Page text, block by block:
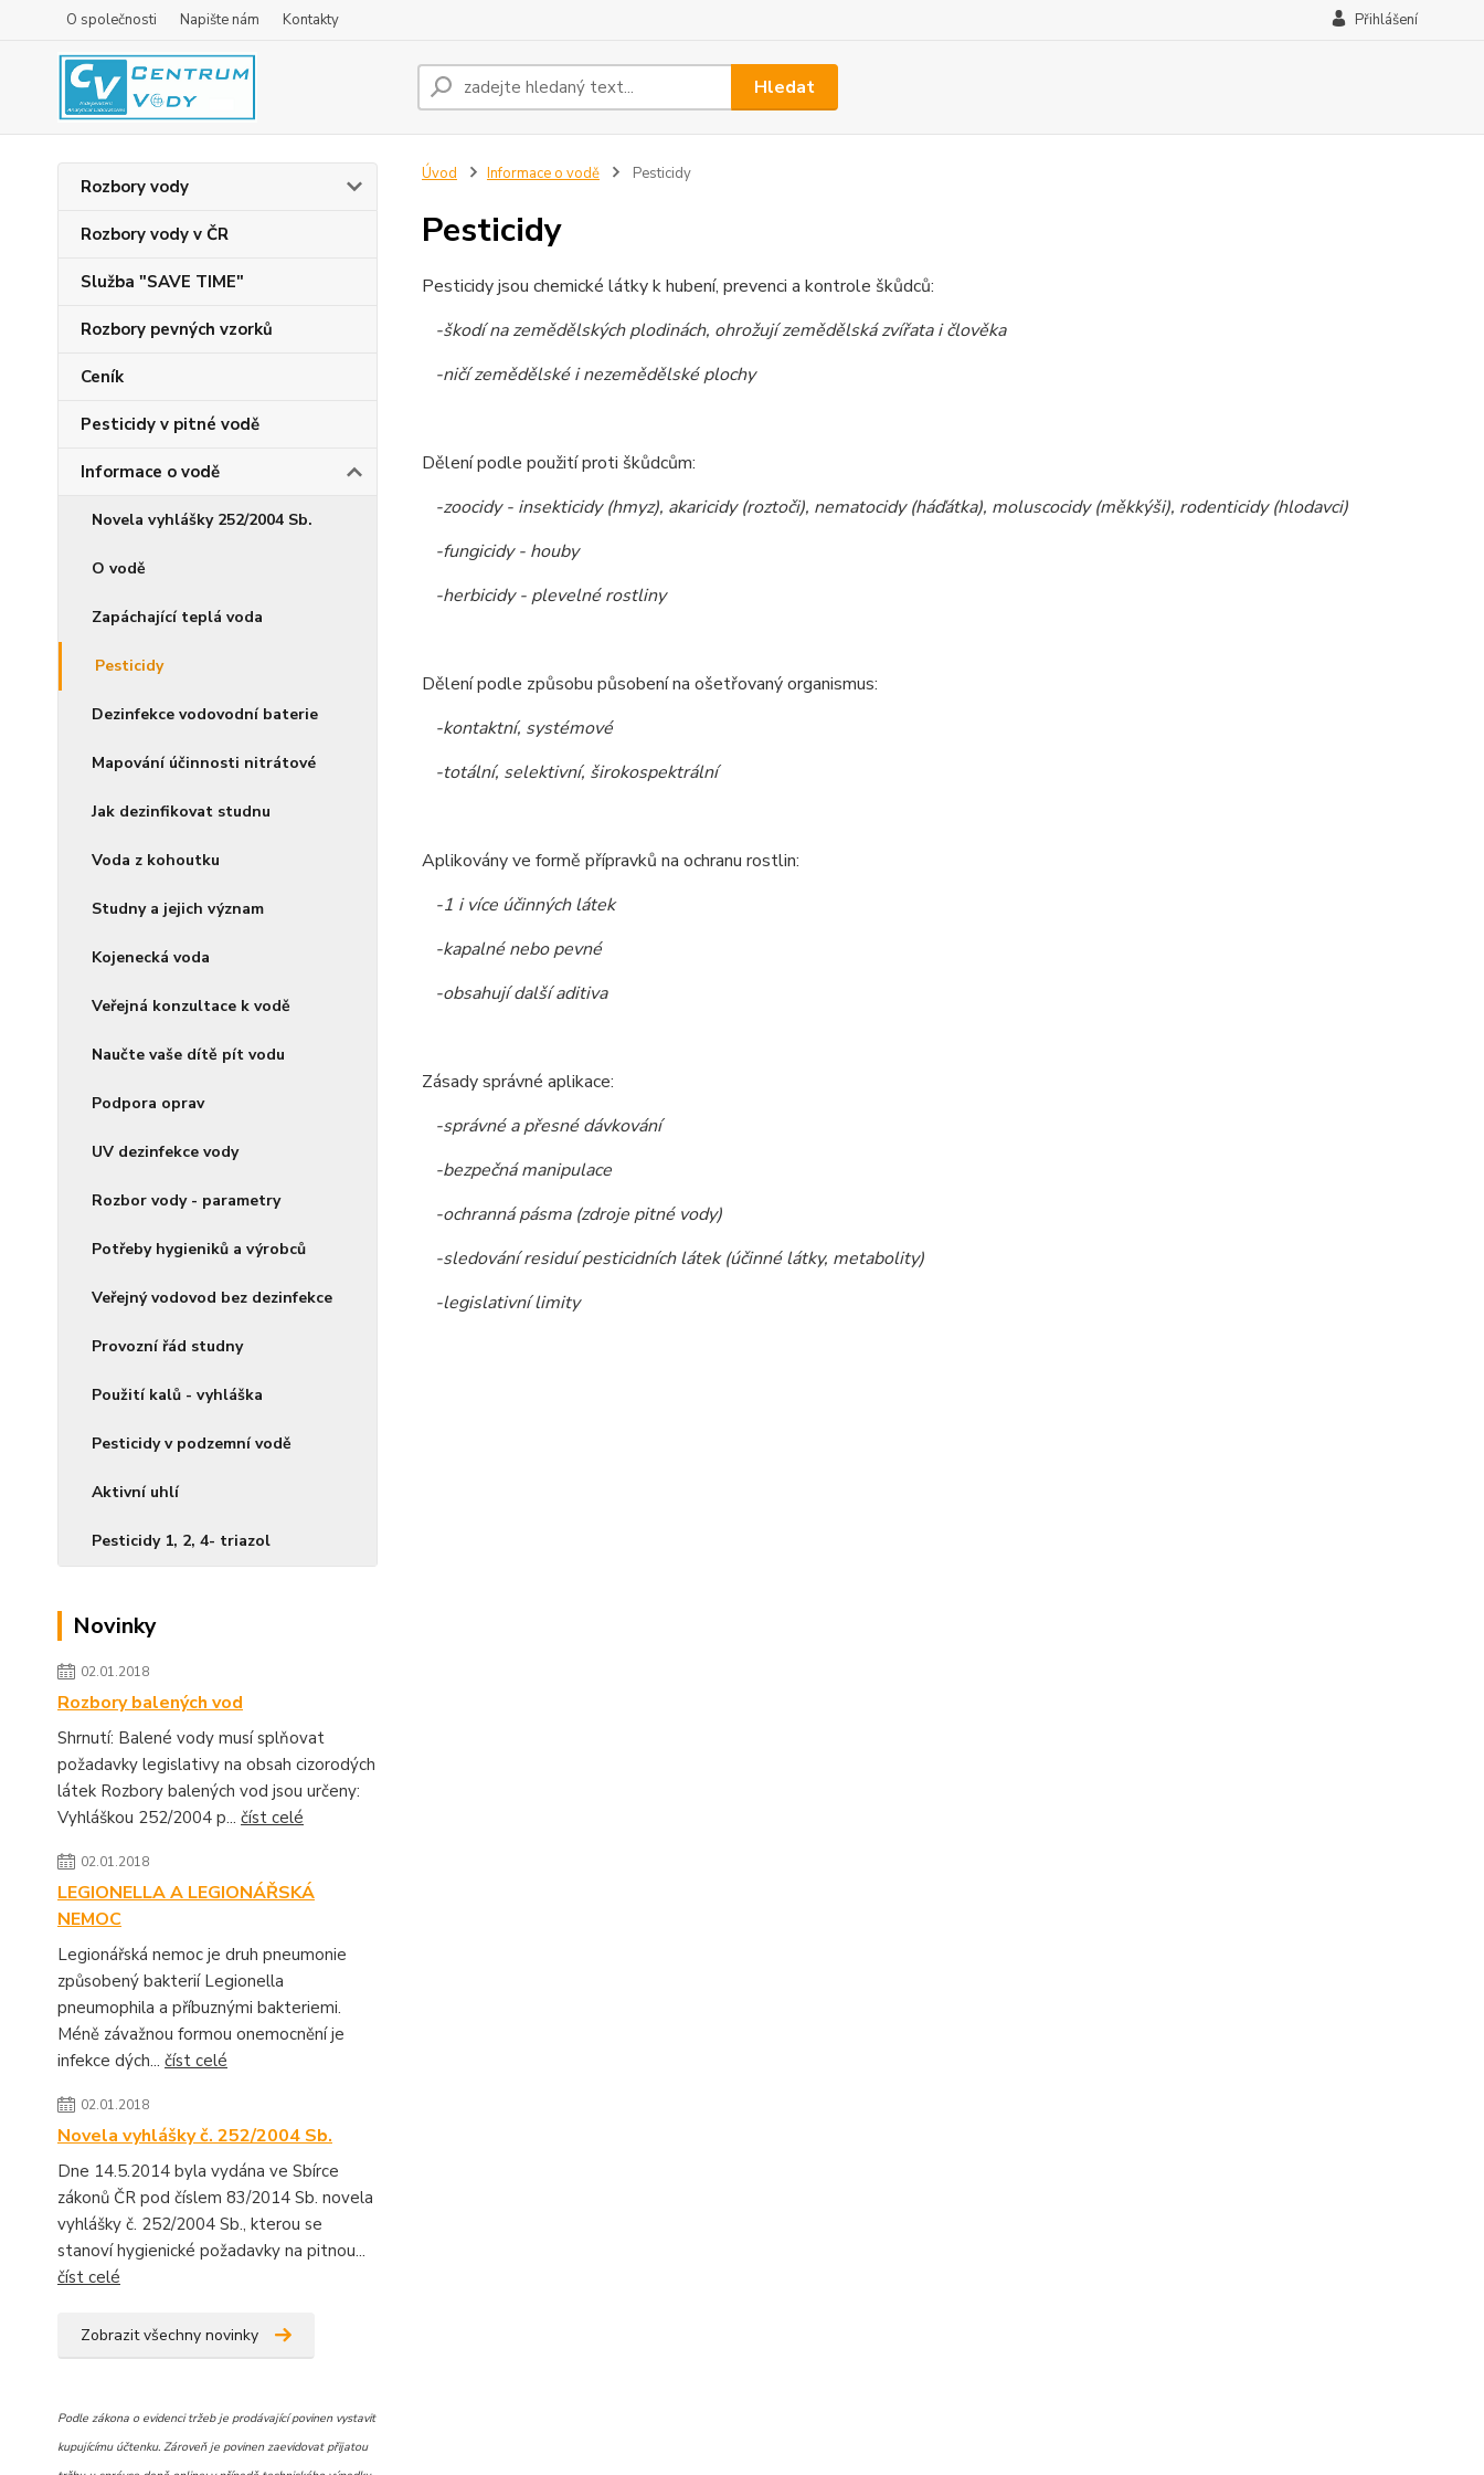
O společnosti Napište nám Kontakty Přihlášení
Hledat
Rozbory vody
Rozbory vody v ČR
Služba "SAVE TIME"
Rozbory pevných vzorků
Ceník
Pesticidy v pitné vodě
Informace o vodě
Novela vyhlášky 252/2004 Sb.
O vodě
Zapáchající teplá voda
Pesticidy
Dezinfekce vodovodní baterie
Mapování účinnosti nitrátové
Jak dezinfikovat studnu
Voda z kohoutku
Studny a jejich význam
Kojenecká voda
Veřejná konzultace k vodě
Naučte vaše dítě pít vodu
Podpora oprav
UV dezinfekce vody
Rozbor vody - parametry
Potřeby hygieniků a výrobců
Veřejný vodovod bez dezinfekce
Provozní řád studny
Použití kalů - vyhláška
Pesticidy v podzemní vodě
Aktivní uhlí
Pesticidy 1, 2, 4- triazol
Novinky
02.01.2018
Rozbory balených vod
Shrnutí: Balené vody musí splňovat
požadavky legislativy na obsah cizorodých
látek Rozbory balených vod jsou určeny:
Vyhláškou 252/2004 p... číst celé
02.01.2018
LEGIONELLA A LEGIONÁŘSKÁ
NEMOC
Legionářská nemoc je druh pneumonie
způsobený bakterií Legionella
pneumophila a příbuznými bakteriemi.
Méně závažnou formou onemocnění je
infekce dých... číst celé
02.01.2018
Novela vyhlášky č. 252/2004 Sb.
Dne 14.5.2014 byla vydána ve Sbírce
zákonů ČR pod číslem 83/2014 Sb. novela
vyhlášky č. 252/2004 Sb., kterou se
stanoví hygienické požadavky na pitnou...
číst celé
Zobrazit všechny novinky
Podle zákona o evidenci tržeb je prodávající povinen vystavit
kupujícímu účtenku. Zároveň je povinen zaevidovat přijatou
Úvod Informace o vodě Pesticidy
Pesticidy
Pesticidy jsou chemické látky k hubení, prevenci a kontrole škůdců:
-škodí na zemědělských plodinách, ohrožují zemědělská zvířata i člověka
-ničí zemědělské i nezemědělské plochy
Dělení podle použití proti škůdcům:
-zoocidy - insekticidy (hmyz), akaricidy (roztoči), nematocidy (háďátka), moluscocidy (měkkýši), rodenticidy (hlodavci)
-fungicidy - houby
-herbicidy - plevelné rostliny
Dělení podle způsobu působení na ošetřovaný organismus:
-kontaktní, systémové
-totální, selektivní, širokospektrální
Aplikovány ve formě přípravků na ochranu rostlin:
-1 i více účinných látek
-kapalné nebo pevné
-obsahují další aditiva
Zásady správné aplikace:
-správné a přesné dávkování
-bezpečná manipulace
-ochranná pásma (zdroje pitné vody)
-sledování residuí pesticidních látek (účinné látky, metabolity)
-legislativní limity